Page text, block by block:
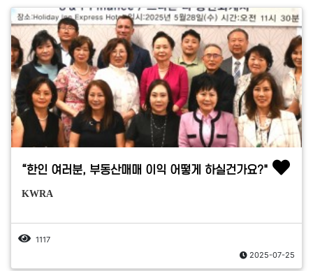
“한인 여러분, 부동산매매 이익 어떻게 하실건가요?"
KWRA
1117
2025-07-25